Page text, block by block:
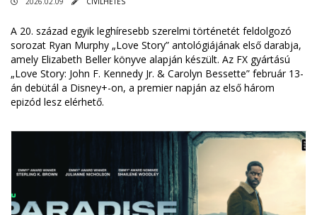
A 20. század egyik leghíresebb szerelmi történetét feldolgozó
sorozat Ryan Murphy „Love Story” antológiájának első darabja,
amely Elizabeth Beller könyve alapján készült. Az FX gyártású
„Love Story: John F. Kennedy Jr. & Carolyn Bessette” február 13-
án debütál a Disney+-on, a premier napján az első három
epizód lesz elérhető.